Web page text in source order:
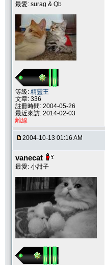
最愛: surag & Qb
等級: 精靈王
文章: 336
註冊時間: 2004-05-26
最近來訪: 2014-02-03
離線
2004-10-13 01:16 AM
vanecat
最愛: 小甜子